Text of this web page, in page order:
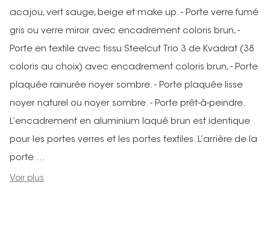
acajou, vert sauge, beige et make up. - Porte verre fumé
gris ou verre miroir avec encadrement coloris brun, -
Porte en textile avec tissu Steelcut Trio 3 de Kvadrat (38
coloris au choix) avec encadrement coloris brun, - Porte
plaquée rainurée noyer sombre. - Porte plaquée lisse
noyer naturel ou noyer sombre. - Porte prêt-à-peindre.
L’encadrement en aluminium laqué brun est identique
pour les portes verres et les portes textiles. L’arrière de la
porte ...
Voir plus